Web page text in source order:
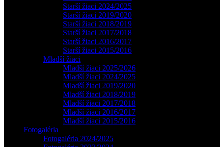
Starší žiaci 2024/2025
Starší žiaci 2019/2020
Starší žiaci 2018/2019
Starší žiaci 2017/2018
Starší žiaci 2016/2017
Starší žiaci 2015/2016
Mladší žiaci
Mladší žiaci 2025/2026
Mladší žiaci 2024/2025
Mladší žiaci 2019/2020
Mladší žiaci 2018/2019
Mladší žiaci 2017/2018
Mladší žiaci 2016/2017
Mladší žiaci 2015/2016
Fotogaléria
Fotogaléria 2024/2025